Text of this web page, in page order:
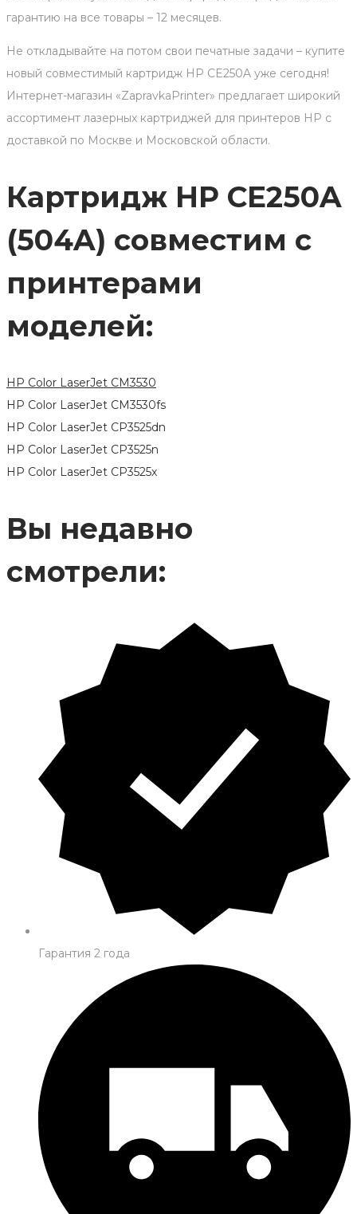
гарантию на все товары – 12 месяцев.
Не откладывайте на потом свои печатные задачи – купите
новый совместимый картридж HP CE250A уже сегодня!
Интернет-магазин «ZapravkaPrinter» предлагает широкий
ассортимент лазерных картриджей для принтеров HP с
доставкой по Москве и Московской области.
Картридж HP CE250A
(504A) совместим с
принтерами
моделей:
HP Color LaserJet CM3530
HP Color LaserJet CM3530fs
HP Color LaserJet CP3525dn
HP Color LaserJet CP3525n
HP Color LaserJet CP3525x
Вы недавно
смотрели:
Гарантия 2 года